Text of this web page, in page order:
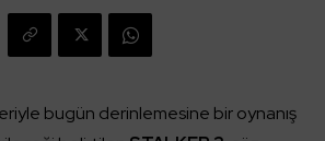
bugün derinlemesine bir oynanış